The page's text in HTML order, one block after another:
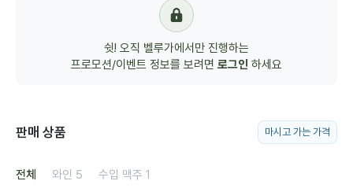
쉿! 오직 벨루가에서만 진행하는
프로모션/이벤트 정보를 보려면 로그인 하세요
판매 상품 마시고 가는 가격
전체 와인 5 수입 맥주 1